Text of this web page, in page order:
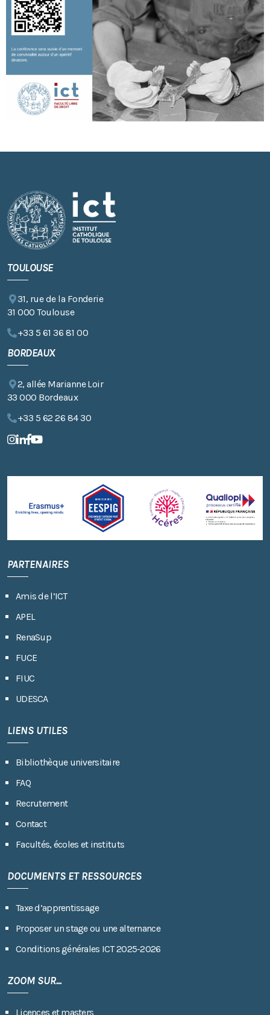
TOULOUSE
31, rue de la Fonderie
31 000 Toulouse
+33 5 61 36 81 00
BORDEAUX
2, allée Marianne Loir
33 000 Bordeaux
+33 5 62 26 84 30
PARTENAIRES
Amis de l’ICT
APEL
RenaSup
FUCE
FIUC
UDESCA
LIENS UTILES
Bibliothèque universitaire
FAQ
Recrutement
Contact
Facultés, écoles et instituts
DOCUMENTS ET RESSOURCES
Taxe d’apprentissage
Proposer un stage ou une alternance
Conditions générales ICT 2025-2026
ZOOM SUR...
Licences et masters